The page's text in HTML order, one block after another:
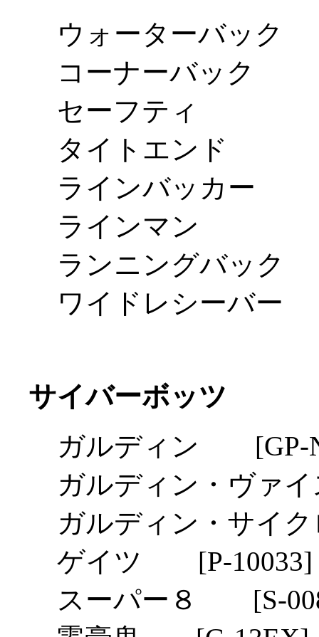
ウォーターバック
コーナーバック
セーフティ
タイトエンド
ラインバッカー
ラインマン
ランニングバック
ワイドレシーバー
サイバーボッツ
ガルディン [GP-
ガルディン・ヴァ
ガルディン・サイ
ゲイツ [P-10033]
スーパー８ [S-